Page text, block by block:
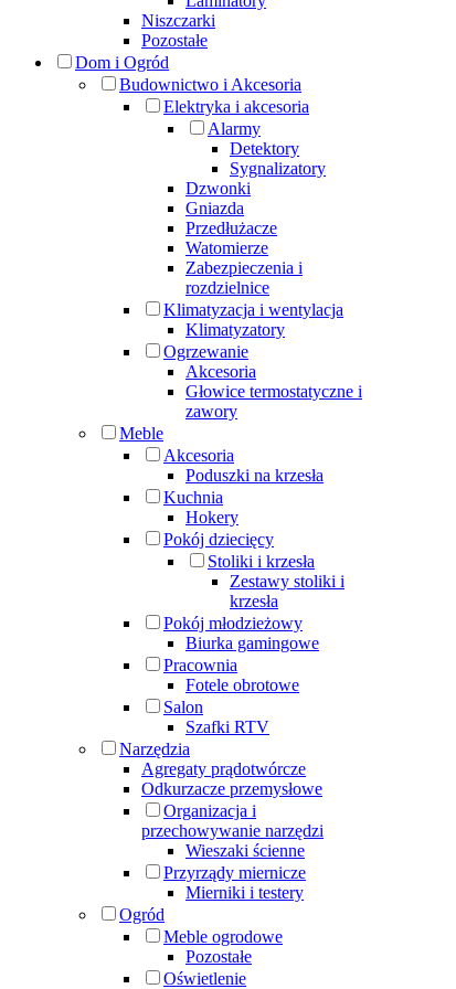
Niszczarki
Pozostałe
Dom i Ogród
Budownictwo i Akcesoria
Elektryka i akcesoria
Alarmy
Detektory
Sygnalizatory
Dzwonki
Gniazda
Przedłużacze
Watomierze
Zabezpieczenia i
rozdzielnice
Klimatyzacja i wentylacja
Klimatyzatory
Ogrzewanie
Akcesoria
Głowice termostatyczne i
zawory
Meble
Akcesoria
Poduszki na krzesła
Kuchnia
Hokery
Pokój dziecięcy
Stoliki i krzesła
Zestawy stoliki i
krzesła
Pokój młodzieżowy
Biurka gamingowe
Pracownia
Fotele obrotowe
Salon
Szafki RTV
Narzędzia
Agregaty prądotwórcze
Odkurzacze przemysłowe
Organizacja i
przechowywanie narzędzi
Wieszaki ścienne
Przyrządy miernicze
Mierniki i testery
Ogród
Meble ogrodowe
Pozostałe
Oświetlenie